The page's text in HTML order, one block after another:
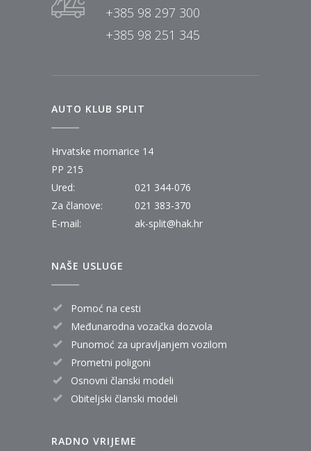
+385 98 297 300
+385 98 251 345
AUTO KLUB SPLIT
Hrvatske mornarice 14
PP 215
Ured:
021 344-076
Za članove:
021 383-370
E-mail:
ak-split@hak.hr
NAŠE USLUGE
Pomoć na cesti
Međunarodna vozačka dozvola
Punomoć za upravljanjem vozilom
Prometni poligoni
Osnovni članski modeli
Obiteljski članski modeli
RADNO VRIJEME